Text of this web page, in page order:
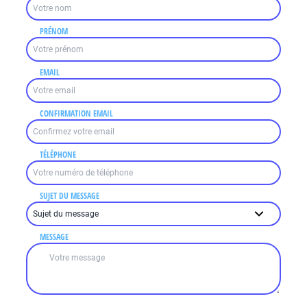
PRÉNOM
EMAIL
CONFIRMATION EMAIL
TÉLÉPHONE
SUJET DU MESSAGE
MESSAGE